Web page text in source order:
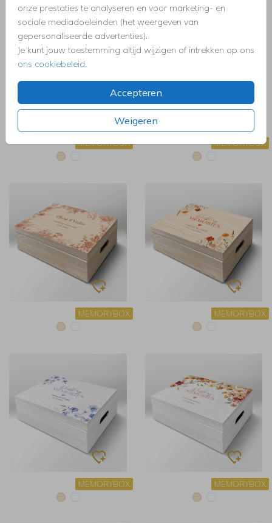
onze prestaties te analyseren en voor marketing- en
sociale mediadoeleinden (het weergeven van
gepersonaliseerde advertenties).
Je kunt jouw toestemming altijd wijzigen of intrekken op ons
ons cookiebeleid.
Accepteren
Weigeren
MEMORYBOX MEMORYBOX
MEMORYBOX MEMORYBOX
MEMORYBOX MEMORYBOX